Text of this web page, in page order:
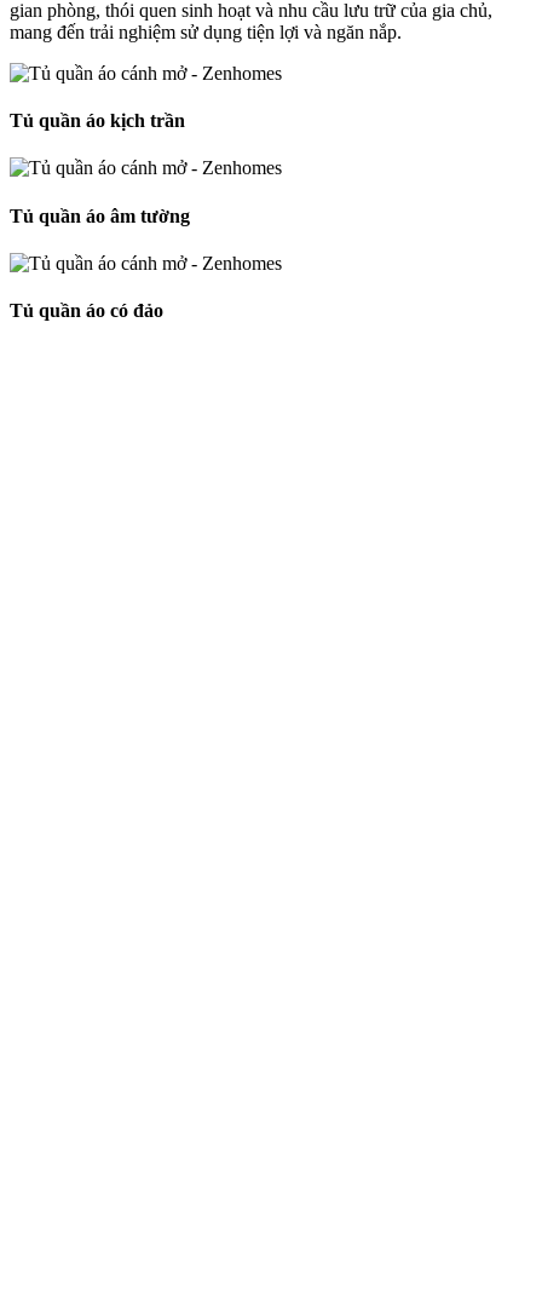
gian phòng, thói quen sinh hoạt và nhu cầu lưu trữ của gia chủ,
mang đến trải nghiệm sử dụng tiện lợi và ngăn nắp.
Tủ quần áo kịch trần
Tủ quần áo âm tường
Tủ quần áo có đảo